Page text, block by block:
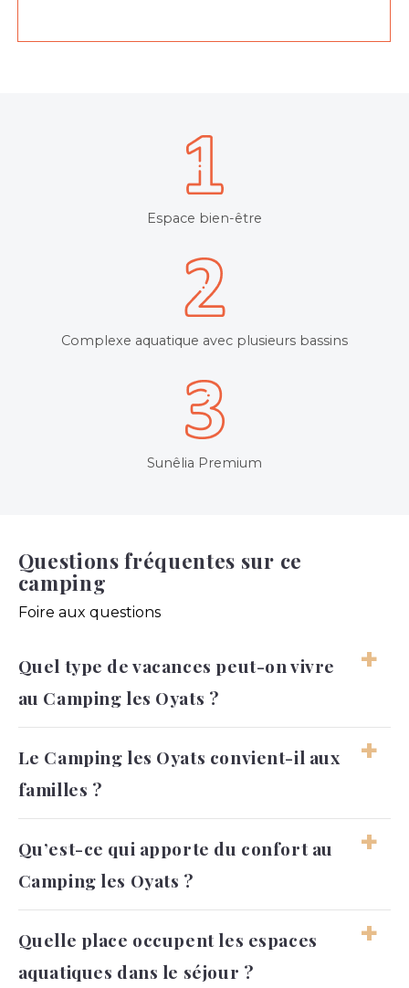
Espace bien-être
Complexe aquatique avec plusieurs bassins
Sunêlia Premium
Questions fréquentes sur ce
camping
Foire aux questions
Quel type de vacances peut-on vivre
au Camping les Oyats ?
reposant, avec des journées qui alternent
entre eau, nature et moments en famille. Le
Le Camping les Oyats convient-il aux
familles ?
loisirs permettent aux enfants comme aux
adultes de trouver leur place. Chacun peut
Qu’est-ce qui apporte du confort au
Camping les Oyats ?
des hébergements et de la facilité à profiter
du camping au quotidien. L’ensemble donne
Quelle place occupent les espaces
aquatiques dans le séjour ?